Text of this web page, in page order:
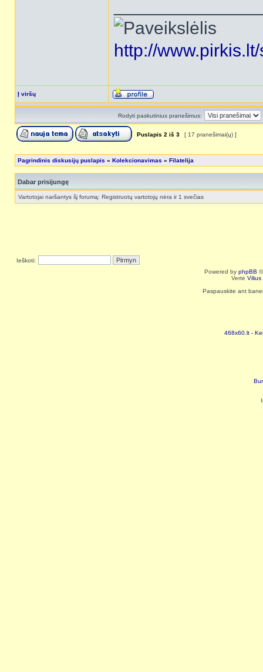
http://
Į viršų
Rodyti paskutinius pranešimus:
Puslapis 2 iš 3 [ 17 pranešimai(ų) ]
Pagrindinis diskusijų puslapis » Kolekcionavimas » Filatelija
Dabar prisijungę
Vartotojai naršantys šį forumą: Registruotų vartotojų nėra ir 1 svečias
Ieškoti:
Powered by phpBB
Vertė Vilius
Paspauskite ant
468x60.lt -